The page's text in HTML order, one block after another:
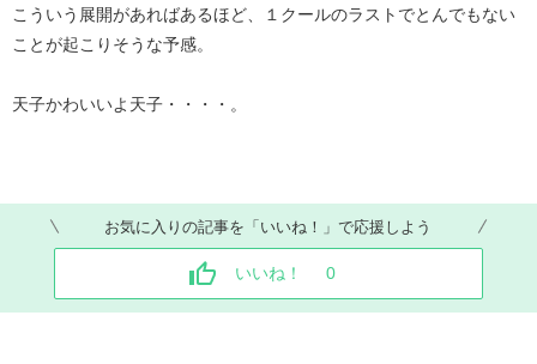
こういう展開があればあるほど、１クールのラストでとんでもない
ことが起こりそうな予感。
天子かわいいよ天子・・・・。
お気に入りの記事を「いいね！」で応援しよう
いいね！ 0